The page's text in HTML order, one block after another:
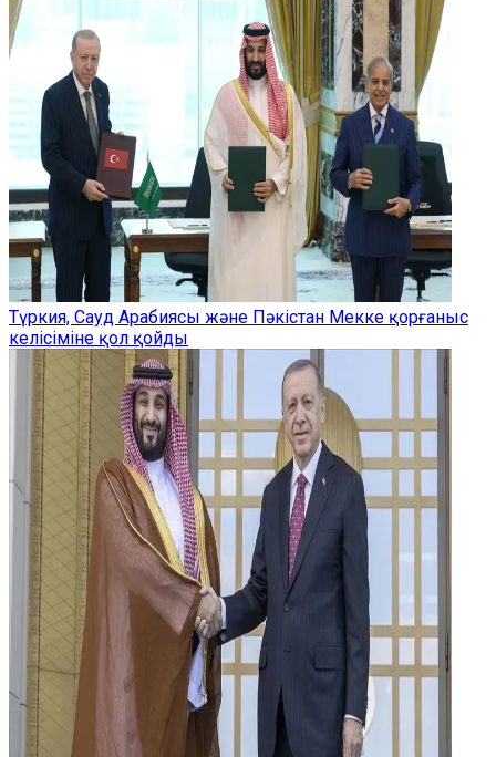
Түркия, Сауд Арабиясы және Пәкістан Мекке қорғаныс
келісіміне қол қойды